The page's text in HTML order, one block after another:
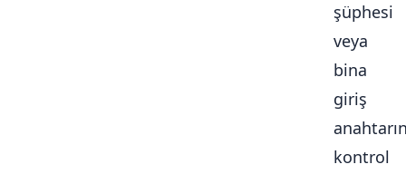
şüphesi
veya
bina
giriş
kontrol